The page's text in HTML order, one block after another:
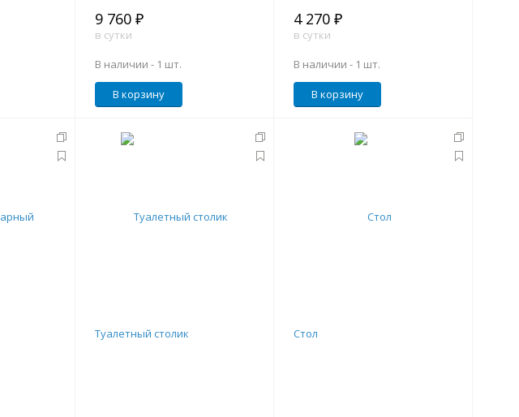
9 760 ₽
в сутки
В наличии - 1 шт.
В корзину
4 270 ₽
в сутки
В наличии - 1 шт.
В корзину
Туалетный столик Стол